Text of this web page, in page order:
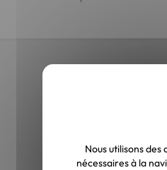
Nous utilisons
nécessaires à la